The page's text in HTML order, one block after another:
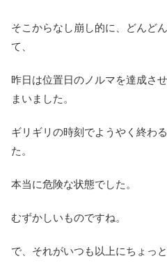
そこからなし崩し的に、どんど
て、
昨日は位置日のノルマを達成さ
まいました。
ギリギリの時刻でようやく終わ
た。
本当に危険な状態でした。
むずかしいものですね。
で、それがいつも以上にちょっと